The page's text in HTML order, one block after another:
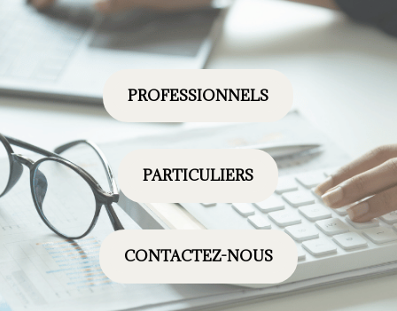
PROFESSIONNELS
PARTICULIERS
CONTACTEZ-NOUS